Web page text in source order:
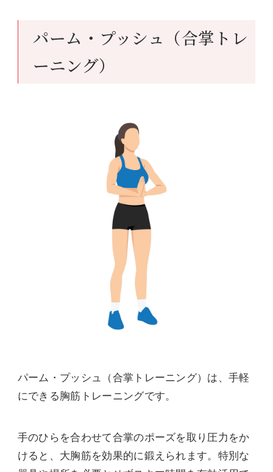
パーム・プッシュ（合掌トレ
ーニング）
パーム・プッシュ（合掌トレーニング）は、手軽
にできる胸筋トレーニングです。
手のひらを合わせて合掌のポーズを取り圧力をか
けると、大胸筋を効果的に鍛えられます。特別な